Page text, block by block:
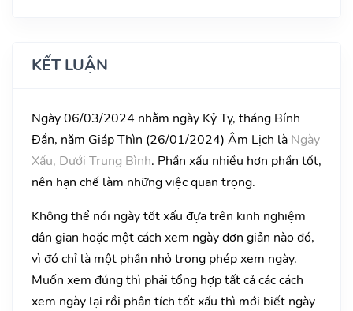
KẾT LUẬN
Ngày 06/03/2024 nhằm ngày Kỷ Tỵ, tháng Bính
Đần, năm Giáp Thìn (26/01/2024) Âm Lịch là Ngày
Xấu, Dưới Trung Bình. Phần xấu nhiều hơn phần tốt,
nên hạn chế làm những việc quan trọng.
Không thể nói ngày tốt xấu đựa trên kinh nghiệm
dân gian hoặc một cách xem ngày đơn giản nào đó,
vì đó chỉ là một phần nhỏ trong phép xem ngày.
Muốn xem đúng thì phải tổng hợp tất cả các cách
xem ngày lại rồi phân tích tốt xấu thì mới biết ngày